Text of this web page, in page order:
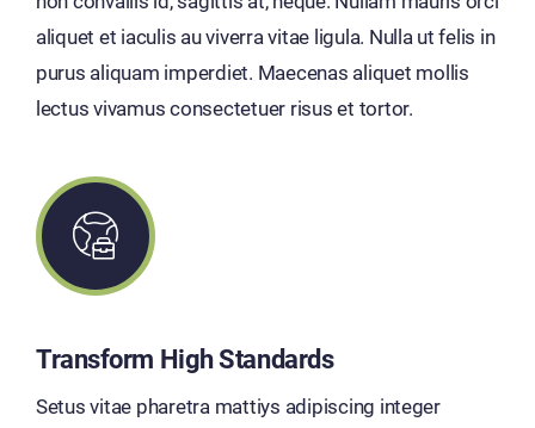
aliquet et iaculis au viverra vitae ligula. Nulla ut felis in
purus aliquam imperdiet. Maecenas aliquet mollis
lectus vivamus consectetuer risus et tortor.
Transform High Standards
Setus vitae pharetra mattiys adipiscing integer